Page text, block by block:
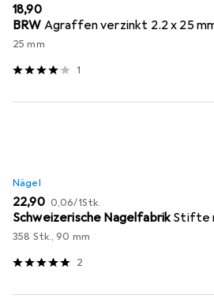
EUR
18,90
BRW Agraffen verzinkt 2.2 x 25
25 mm
1
Nägel
EUR
22,90 EUR
0,06/1Stk.
Schweizerische NagelfabrikStifte
358 Stk., 90 mm
2